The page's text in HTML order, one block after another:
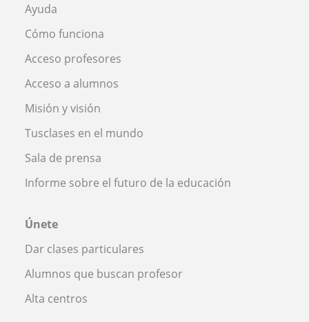
Ayuda
Cómo funciona
Acceso profesores
Acceso a alumnos
Misión y visión
Tusclases en el mundo
Sala de prensa
Informe sobre el futuro de la educación
Únete
Dar clases particulares
Alumnos que buscan profesor
Alta centros